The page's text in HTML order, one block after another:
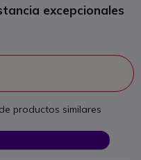
excepcionales
productos similares